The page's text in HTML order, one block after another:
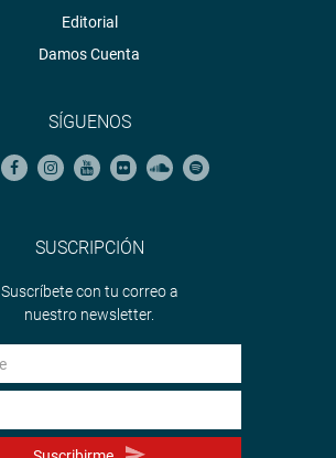
Editorial
Damos Cuenta
SÍGUENOS
SUSCRIPCIÓN
Suscríbete con tu correo a
nuestro newsletter.